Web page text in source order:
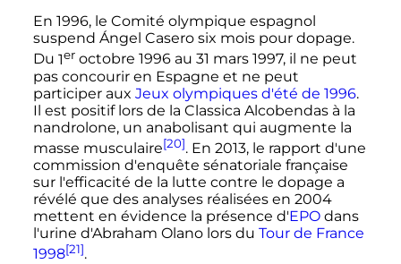
En 1996, le Comité olympique espagnol
suspend Ángel Casero six mois pour dopage.
Du 1eroctobre 1996 au 31 mars 1997, il ne peut
pas concourir en Espagne et ne peut
participer aux Jeux olympiques d'été de 1996.
Il est positif lors de la Classica Alcobendas à la
nandrolone, un anabolisant qui augmente la
masse musculaire[20]. En 2013, le rapport d'une
commission d'enquête sénatoriale française
sur l'efficacité de la lutte contre le dopage a
révélé que des analyses réalisées en 2004
mettent en évidence la présence d'EPOdans
l'urine d'Abraham Olano lors du Tour de France
1998[21].